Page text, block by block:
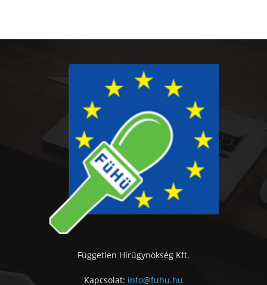
Független Hírügynökség Kft.
Kapcsolat: info@fuhu.hu